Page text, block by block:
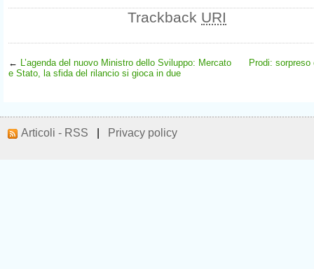
Trackback URI
← L’agenda del nuovo Ministro dello Sviluppo: Mercato
e Stato, la sfida del rilancio si gioca in due
Prodi:
Articoli - RSS Privacy policy